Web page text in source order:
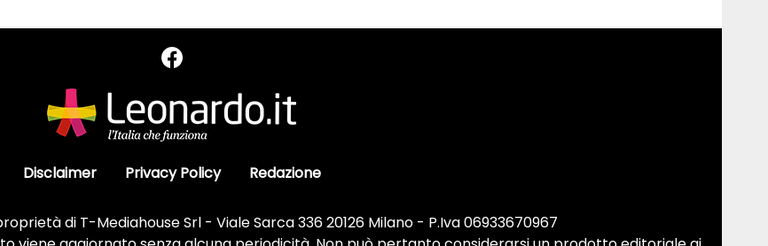
Disclaimer Privacy Policy Redazione
di T-Mediahouse Srl - Viale Sarca 336 20126 Milano - P.Iva 06933670967